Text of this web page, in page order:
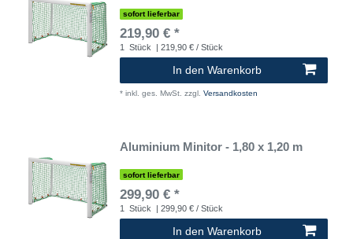
sofort lieferbar
219,90 € *
1 Stück | 219,90 € / Stück
In den Warenkorb
* inkl. ges. MwSt. zzgl. Versandkosten
Aluminium Minitor - 1,80 x 1,20 m
sofort lieferbar
299,90 € *
1 Stück | 299,90 € / Stück
In den Warenkorb